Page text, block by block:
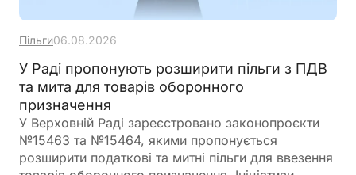
Пільги06.08.2026
У Раді пропонують розширити пільги з ПДВ
та мита для товарів оборонного
призначення
У Верховній Раді зареєстровано законопроєкти
№15463 та №15464, якими пропонується
розширити податкові та митні пільги для ввезення